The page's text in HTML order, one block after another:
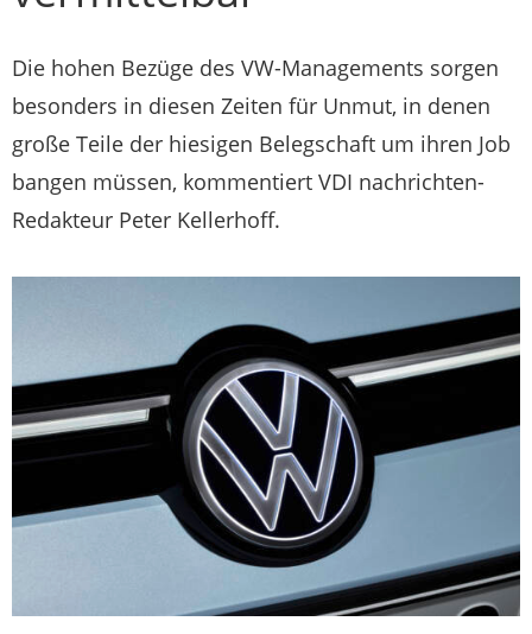
Die hohen Bezüge des VW-Managements sorgen
besonders in diesen Zeiten für Unmut, in denen
große Teile der hiesigen Belegschaft um ihren Job
bangen müssen, kommentiert VDI nachrichten-
Redakteur Peter Kellerhoff.